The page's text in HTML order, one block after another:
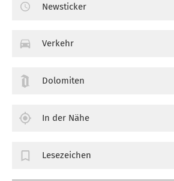
Newsticker
Verkehr
Dolomiten
In der Nähe
Lesezeichen